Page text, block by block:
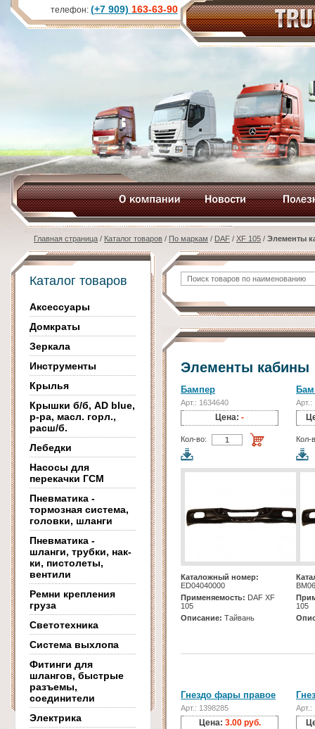
Главная страница / Каталог товаров / По маркам / DAF / XF 105 / Элементы
Каталог товаров
Аксессуары
Домкраты
Зеркала
Инструменты
Крылья
Крышки б/б, AD blue,
р-ра, масл. горл.,
расш/б.
Лебедки
Насосы для
перекачки ГСМ
Пневматика -
тормозная система,
головки, шланги
Пневматика -
шланги, трубки, нак-
ки, пистолеты,
вентили
Ремни крепления
груза
Светотехника
Система выхлопа
Фитинги для
шлангов, быстрые
разъемы,
соединители
Электрика
Элементы кабины
Бампер
Арт.: 1634640
Цена: -
Кол-во:
Каталожный номер:
ED04040000
Применяемость: DAF XF
105
Описание: Тайвань
Арт.:
Кол-
105
Гнездо фары правое
Арт.: 1398285
Цена: 3.00 руб.
Арт.:
телефон: (+7 909) 163-63-90